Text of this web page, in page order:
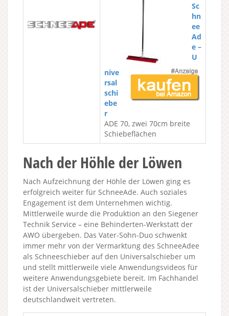
Sc
hn
ee
Ad
e –
U
nive
rsal
schi
ebe
r
ADE 70, zwei 70cm breite
Schiebeflächen
Nach der Höhle der Löwen
Nach Aufzeichnung der Höhle der Löwen ging es
erfolgreich weiter für SchneeAde. Auch soziales
Engagement ist dem Unternehmen wichtig.
Mittlerweile wurde die Produktion an den Siegener
Technik Service – eine Behinderten-Werkstatt der
AWO übergeben. Das Vater-Sohn-Duo schwenkt
immer mehr von der Vermarktung des SchneeAdee
als Schneeschieber auf den Universalschieber um
und stellt mittlerweile viele Anwendungsvideos für
weitere Anwendungsgebiete bereit. Im Fachhandel
ist der Universalschieber mittlerweile
deutschlandweit vertreten.